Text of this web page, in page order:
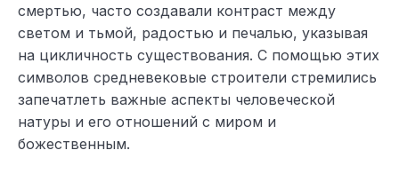
смертью, часто создавали контраст между
светом и тьмой, радостью и печалью, указывая
на цикличность существования. С помощью этих
символов средневековые строители стремились
запечатлеть важные аспекты человеческой
натуры и его отношений с миром и
божественным.